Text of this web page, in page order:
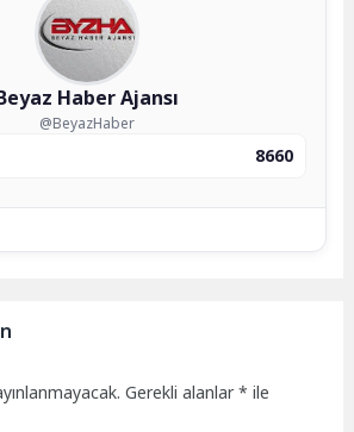
Haber Ajansı
@BeyazHaber
8660
Gerekli alanlar* ile